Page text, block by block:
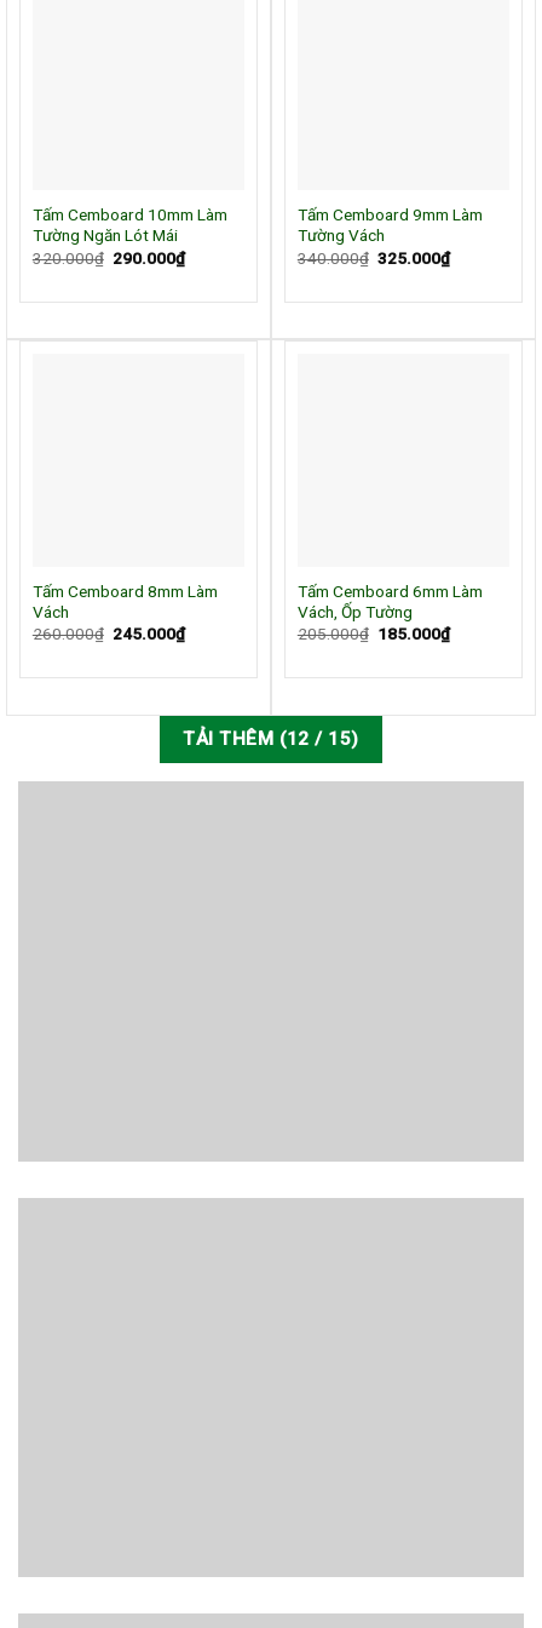
Tấm Cemboard 10mm Làm
Tường Ngăn Lót Mái
320.000₫ Giá
320.000₫.
290.000₫Giá
hiện
là:
Tấm Cemboard 9mm Làm
Tường Vách
340.000₫ Giá
340.000₫.
325.000₫Giá
hiện
là:
Tấm Cemboard 8mm Làm
Vách
260.000₫ Giá
260.000₫.
245.000₫Giá
hiện
là:
Tấm Cemboard 6mm Làm
Vách, Ốp Tường
205.000₫ Giá
205.000₫.
185.000₫Giá
hiện
là:
TẢI THÊM (12 / 15)